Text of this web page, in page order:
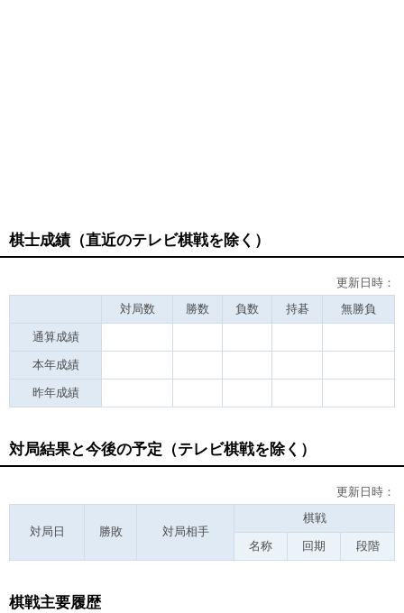
棋士成績（直近のテレビ棋戦を除く）
更新日時：
対局数
勝数 負数 持碁 無勝負
通算成績
本年成績
昨年成績
対局結果と今後の予定（テレビ棋戦を除く）
更新日時：
対局日 勝敗 対局相手
棋戦
名称 回期 段階
棋戦主要履歴